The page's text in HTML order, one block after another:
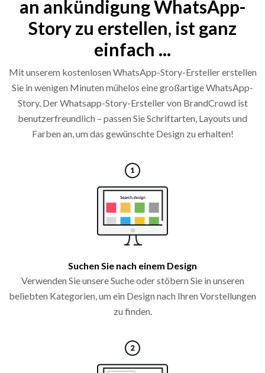
an ankündigung WhatsApp-
Story zu erstellen, ist ganz
einfach ...
Mit unserem kostenlosen WhatsApp-Story-Ersteller erstellen
Sie in wenigen Minuten mühelos eine großartige WhatsApp-
Story. Der Whatsapp-Story-Ersteller von BrandCrowd ist
benutzerfreundlich – passen Sie Schriftarten, Layouts und
Farben an, um das gewünschte Design zu erhalten!
Suchen Sie nach einem Design
Verwenden Sie unsere Suche oder stöbern Sie in unseren
beliebten Kategorien, um ein Design nach Ihren Vorstellungen
zu finden.